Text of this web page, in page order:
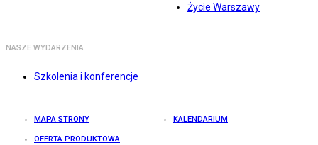
Życie Warszawy
NASZE WYDARZENIA
Szkolenia i konferencje
MAPA STRONY KALENDARIUM
OFERTA PRODUKTOWA